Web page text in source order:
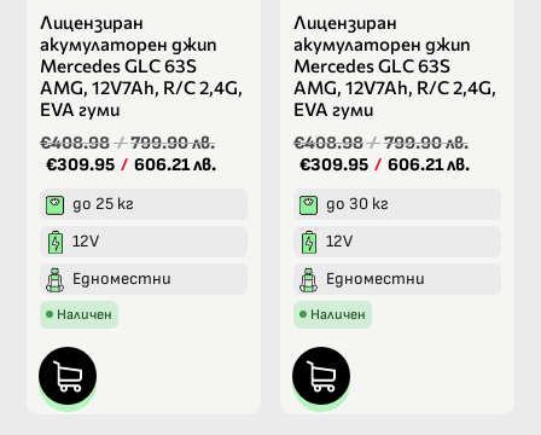
Лицензиран
акумулаторен джип
Mercedes GLC 63S
AMG, 12V7Ah, R/C 2,4G,
EVA гуми
€408.98/799.90 лв.
€309.95 / 606.21 лв.
до 25 кг
12V
Едноместни
Наличен
Лицензиран
акумулаторен джип
Mercedes GLC 63S
AMG, 12V7Ah, R/C 2,4G,
EVA гуми
€408.98/799.90 лв.
€309.95 / 606.21 лв.
до 30 кг
12V
Едноместни
Наличен